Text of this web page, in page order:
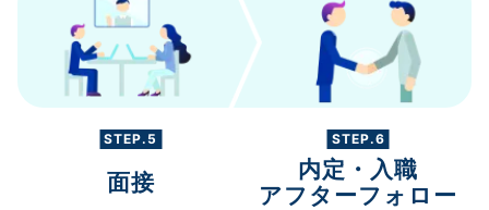
STEP.5
面接
STEP.6
内定・入職
アフターフォロー